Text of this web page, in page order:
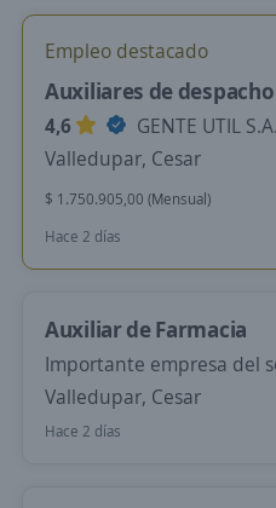
Empleo destacado
Auxiliares de despacho
4,6
GENTE UTIL S.A.
Valledupar, Cesar
$ 1.750.905,00 (Mensual)
Hace 2 días
Auxiliar de Farmacia
Importante empresa del
Valledupar, Cesar
Hace 2 días